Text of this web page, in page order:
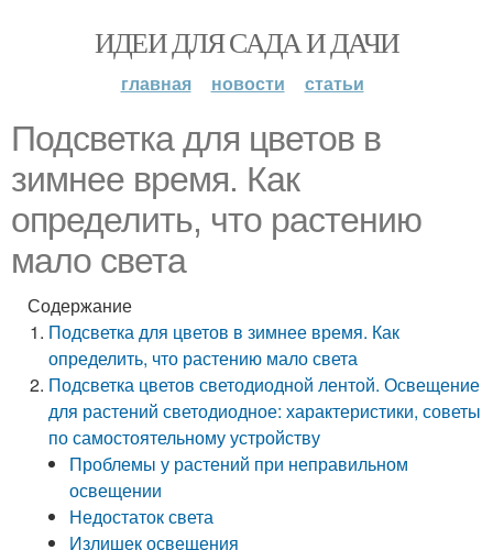
ИДЕИ ДЛЯ САДА И ДАЧИ
главная новости статьи
Подсветка для цветов в
зимнее время. Как
определить, что растению
мало света
Содержание
Подсветка для цветов в зимнее время. Как
определить, что растению мало света
Подсветка цветов светодиодной лентой. Освещение
для растений светодиодное: характеристики, советы
по самостоятельному устройству
Проблемы у растений при неправильном
освещении
Недостаток света
Излишек освещения